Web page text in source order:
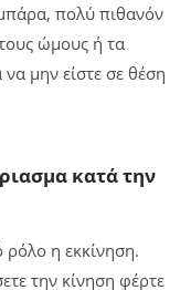
πολύ πιθανόν
ώμους ή τα
μην είστε σε θέση
κατά την
ρόλο η εκκίνηση.
την κίνηση φέρτε